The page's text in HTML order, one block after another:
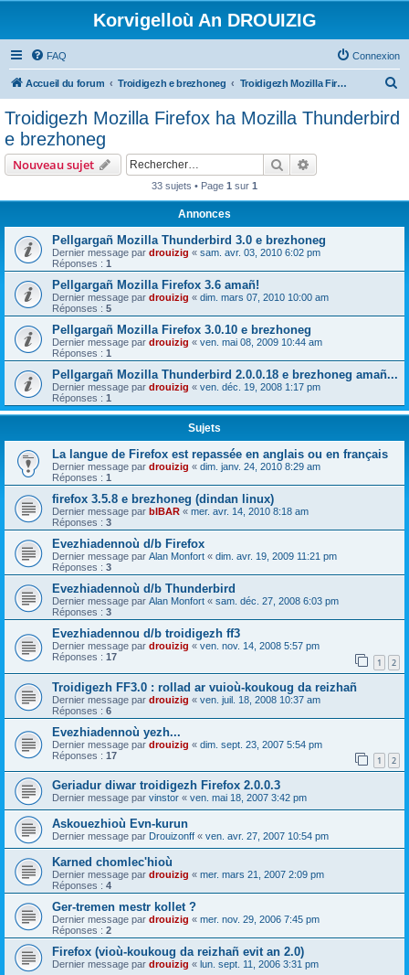
Korvigelloù An DROUIZIG
FAQ Connexion
Accueil du forum Troidigezh e brezhoneg Troidigezh Mozilla Firefox ha Mozilla Thunderbird e brezhoneg
Troidigezh Mozilla Firefox ha Mozilla Thunderbird
e brezhoneg
Nouveau sujet Rechercher
33 sujets • Page 1 sur 1
Annonces
Pellgargañ Mozilla Thunderbird 3.0 e brezhoneg
Dernier message par drouizig « sam. avr. 03, 2010 6:02 pm
Réponses : 1
Pellgargañ Mozilla Firefox 3.6 amañ!
Dernier message par drouizig « dim. mars 07, 2010 10:00 am
Réponses : 5
Pellgargañ Mozilla Firefox 3.0.10 e brezhoneg
Dernier message par drouizig « ven. mai 08, 2009 10:44 am
Réponses : 1
Pellgargañ Mozilla Thunderbird 2.0.0.18 e brezhoneg amañ...
Dernier message par drouizig « ven. déc. 19, 2008 1:17 pm
Réponses : 1
Sujets
La langue de Firefox est repassée en anglais ou en français
Dernier message par drouizig « dim. janv. 24, 2010 8:29 am
Réponses : 1
firefox 3.5.8 e brezhoneg (dindan linux)
Dernier message par bIBAR « mer. avr. 14, 2010 8:18 am
Réponses : 3
Evezhiadennoù d/b Firefox
Dernier message par Alan Monfort « dim. avr. 19, 2009 11:21 pm
Réponses : 3
Evezhiadennoù d/b Thunderbird
Dernier message par Alan Monfort « sam. déc. 27, 2008 6:03 pm
Réponses : 3
Evezhiadennou d/b troidigezh ff3
Dernier message par drouizig « ven. nov. 14, 2008 5:57 pm
Réponses : 17 1 2
Troidigezh FF3.0 : rollad ar vuioù-koukoug da reizhañ
Dernier message par drouizig « ven. juil. 18, 2008 10:37 am
Réponses : 6
Evezhiadennoù yezh...
Dernier message par drouizig « dim. sept. 23, 2007 5:54 pm
Réponses : 17 1 2
Geriadur diwar troidigezh Firefox 2.0.0.3
Dernier message par vinstor « ven. mai 18, 2007 3:42 pm
Askouezhioù Evn-kurun
Dernier message par Drouizonff « ven. avr. 27, 2007 10:54 pm
Karned chomlec'hioù
Dernier message par drouizig « mer. mars 21, 2007 2:09 pm
Réponses : 4
Ger-tremen mestr kollet ?
Dernier message par drouizig « mer. nov. 29, 2006 7:45 pm
Réponses : 2
Firefox (vioù-koukoug da reizhañ evit an 2.0)
Dernier message par drouizig « lun. sept. 11, 2006 3:31 pm